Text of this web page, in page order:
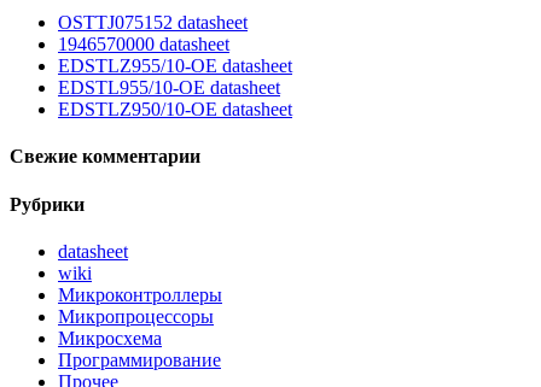
OSTTJ075152 datasheet
1946570000 datasheet
EDSTLZ955/10-OE datasheet
EDSTL955/10-OE datasheet
EDSTLZ950/10-OE datasheet
Свежие комментарии
Рубрики
datasheet
wiki
Микроконтроллеры
Микропроцессоры
Микросхема
Программирование
Прочее